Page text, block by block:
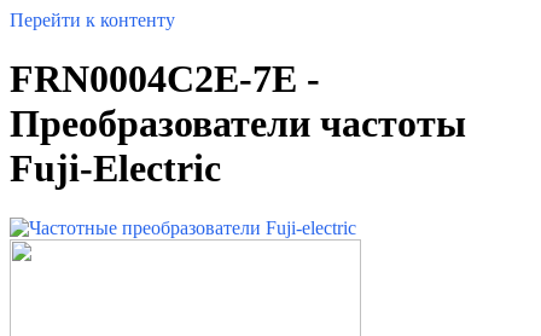
Перейти к контенту
FRN0004C2E-7E -
Преобразователи частоты
Fuji-Electric